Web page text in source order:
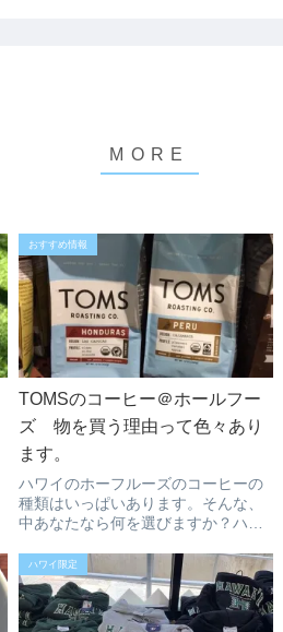
おすすめ情報
TOMSのコーヒー＠ホールフー
ズ 物を買う理由って色々あり
ます。
ハワイのホーフルーズのコーヒーの
種類はいっぱいあります。そんな、
中あなたなら何を選びますか？ハワ
ハワイコーヒーになりますでしょう
か？でも、コーヒーを買って途上国
支援ができると知ったら、どうでし
ょうか？ホールフ...
ハワイ限定